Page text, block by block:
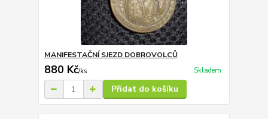
MANIFESTAČNÍ SJEZD DOBROVOLCŮ
880 Kč/ks Skladem
Přidat do košíku